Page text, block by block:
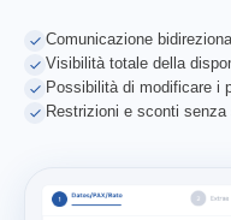
Comunicazione
Visibilità totale della
Possibilità di modificare i
Restrizioni e sconti